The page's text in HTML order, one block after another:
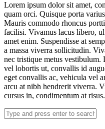
Lorem ipsum dolor sit amet,
quam orci. Quisque porta
Mauris commodo rhoncus
facilisi. Vivamus lacus libero,
amet enim. Suspendisse at
a massa viverra sollicitudin.
nec tristique metus vestibulum.
vel lobortis ut, convallis id
eget convallis ac, vehicula vel
arcu at nibh hendrerit viverra.
cursus in, condimentum at risus.